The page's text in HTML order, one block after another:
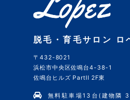
脱毛・育毛サロン ロ
〒432-8021
浜松市中央区佐鳴台4-38-1
佐鳴台ヒルズ PartII 2F東
無料駐車場13台(建物隣